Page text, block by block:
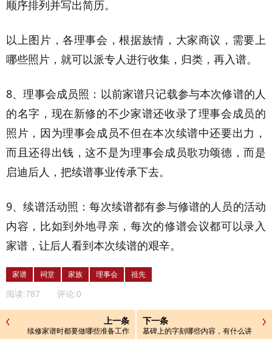
顺序排列并写出简历。
以上图片，各理事会，根据族情，大家商议，需要上
哪些照片，就可以派专人进行收集，归类，再入谱。
8、理事会成员照：以前家谱只记载参与本次修谱的人
的名字，现在新修的不少家谱还收录了理事会成员的
照片，因为理事会成员不但在本次续谱中还要出力，
而且还得出钱，这不是为理事会成员歌功颂德，而是
启迪后人，把续谱事业传承下去。
9、续谱活动照：每次续谱都有参与修谱的人员的活动
内容，比如到外地寻亲，每次的修谱会议都可以录入
家谱，让后人看到本次续谱的艰辛。
家谱 祠堂 家族 理事会 祖先
阅读:787 评论:0
上一条
续修家谱时都要做哪些准备工作
下一条
墓碑上的字刻哪些内容，有什么讲